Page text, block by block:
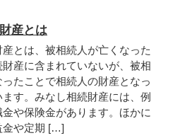
産とは
とは、被相続人が亡くなった
産に含まれていないが、被相
たことで相続人の財産となっ
す。みなし相続財産には、例
金や保険金があります。ほかに
金や定期 […]